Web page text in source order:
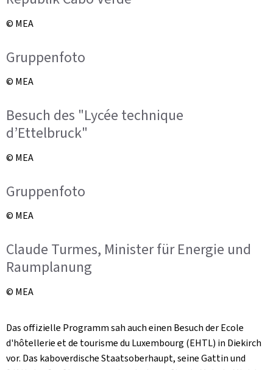
© MEA
Gruppenfoto
© MEA
Besuch des "Lycée technique
d’Ettelbruck"
© MEA
Gruppenfoto
© MEA
Claude Turmes, Minister für Energie und
Raumplanung
© MEA
Das offizielle Programm sah auch einen Besuch derEcole
d'hôtellerie et de tourisme du Luxembourg (EHTL) in Diekirch
vor. Das kaboverdische Staatsoberhaupt, seine Gattin und